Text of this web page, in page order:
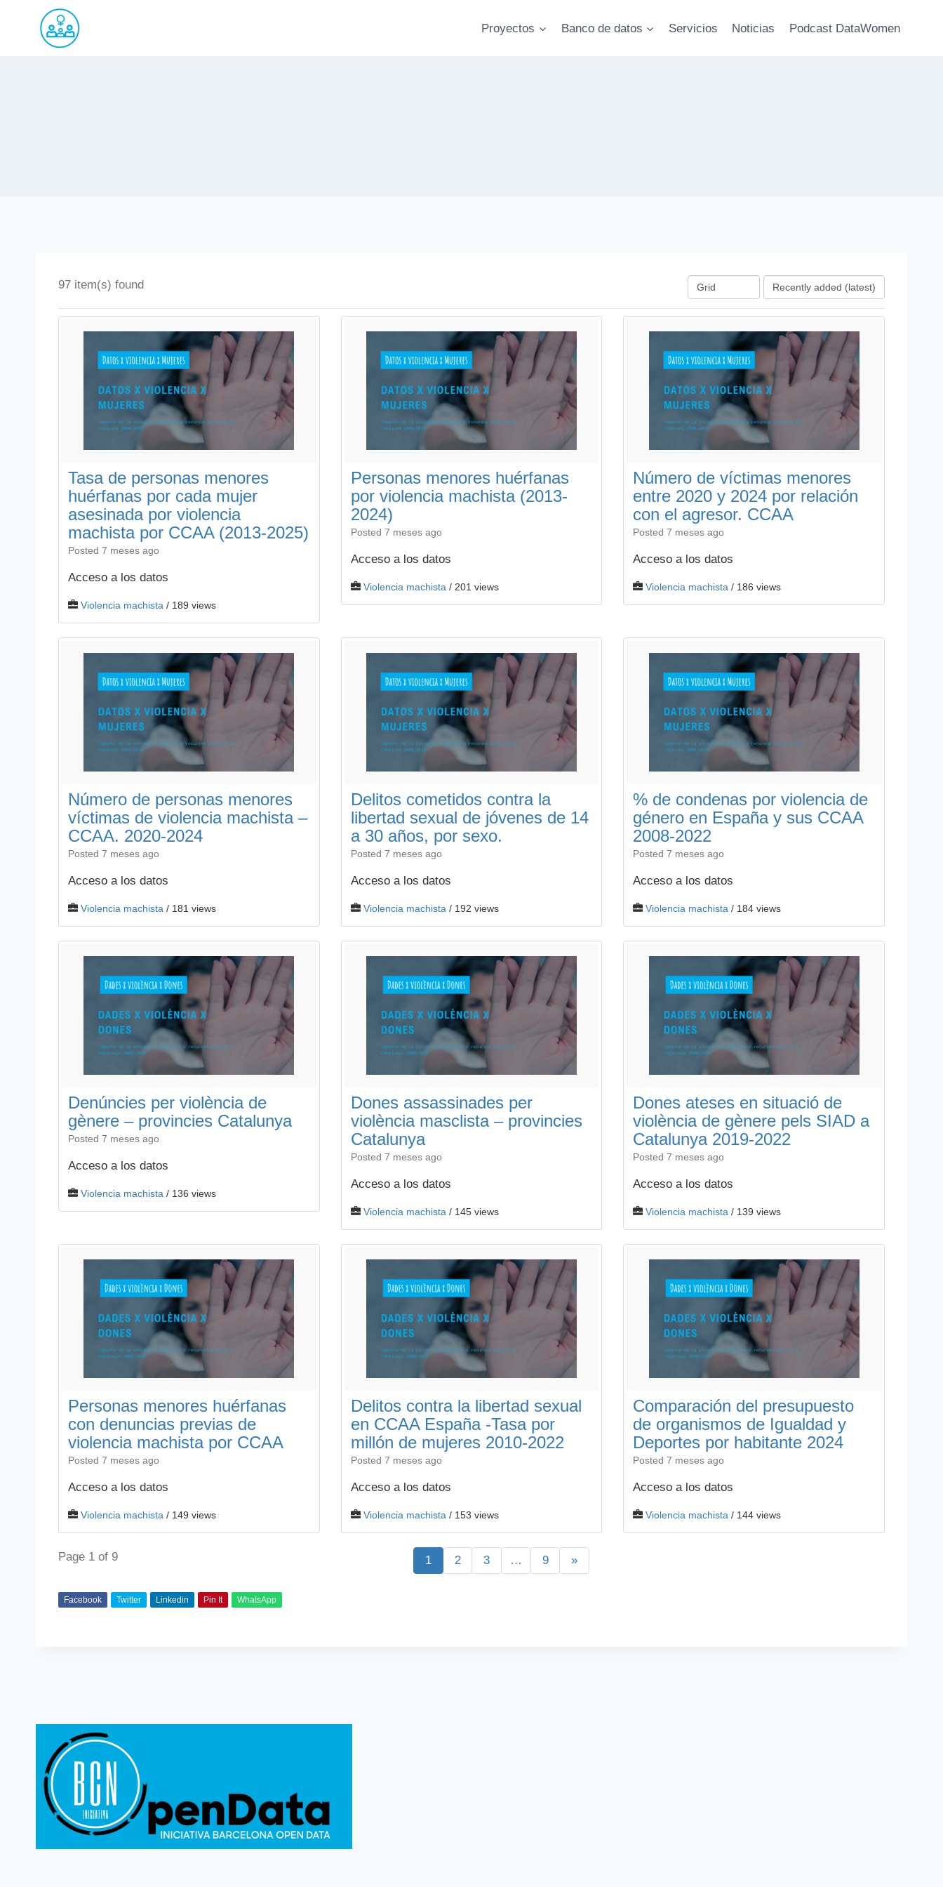
contenido
Proyectos Banco de datos Servicios Noticias Podcast DataWomen
97 item(s) found
Tasa de personas menores
huérfanas por cada mujer
asesinada por violencia
machista por CCAA (2013-2025)
Posted 7 meses ago
Acceso a los datos
Violencia machista / 189 views
Personas menores huérfanas
por violencia machista (2013-
2024)
Posted 7 meses ago
Acceso a los datos
Violencia machista / 201 views
Número de víctimas menores
entre 2020 y 2024 por relación
con el agresor. CCAA
Posted 7 meses ago
Acceso a los datos
Violencia machista / 186 views
Número de personas menores
víctimas de violencia machista –
CCAA. 2020-2024
Posted 7 meses ago
Acceso a los datos
Violencia machista / 181 views
Delitos cometidos contra la
libertad sexual de jóvenes de 14
a 30 años, por sexo.
Posted 7 meses ago
Acceso a los datos
Violencia machista / 192 views
% de condenas por violencia de
género en España y sus CCAA
2008-2022
Posted 7 meses ago
Acceso a los datos
Violencia machista / 184 views
Denúncies per violència de
gènere – provincies Catalunya
Posted 7 meses ago
Acceso a los datos
Violencia machista / 136 views
Dones assassinades per
violència masclista – provincies
Catalunya
Posted 7 meses ago
Acceso a los datos
Violencia machista / 145 views
Dones ateses en situació de
violència de gènere pels SIAD a
Catalunya 2019-2022
Posted 7 meses ago
Acceso a los datos
Violencia machista / 139 views
Personas menores huérfanas
con denuncias previas de
violencia machista por CCAA
Posted 7 meses ago
Acceso a los datos
Violencia machista / 149 views
Delitos contra la libertad sexual
en CCAA España -Tasa por
millón de mujeres 2010-2022
Posted 7 meses ago
Acceso a los datos
Violencia machista / 153 views
Comparación del presupuesto
de organismos de Igualdad y
Deportes por habitante 2024
Posted 7 meses ago
Acceso a los datos
Violencia machista / 144 views
Page 1 of 9 1 2 3 … 9 »
Facebook Twitter Linkedin Pin It WhatsApp